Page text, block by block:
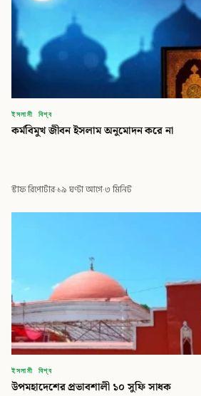
ইসলামী বিশ্ব
কর্মবিমুখ জীবন ইসলাম অনুমোদন করে না
স্টাফ রিপোর্টার·১৯ ঘণ্টা আগে·৩ মিনিট
ইসলামী বিশ্ব
উপমহাদেশের প্রভাবশালী ১০ সুফি সাধক